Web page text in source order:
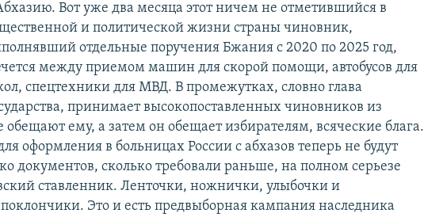
Вот уже два месяца этот ничем не отметившийся в
и политической жизни страны чиновник,
отдельные поручения Бжания с 2020 по 2025 год,
между приемом машин для скорой помощи, автобусов для
спецтехники для МВД. В промежутках, словно глава
принимает высокопоставленных чиновников из
обещают ему, а затем он обещает избирателям, всяческие блага.
оформления в больницах России с абхазов теперь не будут
документов, сколько требовали раньше, на полном серьезе
ставленник. Ленточки, ножнички, улыбочки и
Это и есть предвыборная кампания наследника